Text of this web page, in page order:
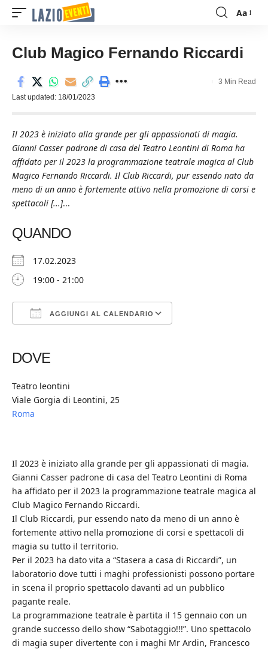
Font
Aa
Club Magico Fernando Riccardi
Last updated: 18/01/2023
3 Min Read
Il 2023 è iniziato alla grande per gli appassionati di magia.
Gianni Casser padrone di casa del Teatro Leontini di Roma ha
affidato per il 2023 la programmazione teatrale magica al Club
Magico Fernando Riccardi. Il Club Riccardi, pur essendo nato da
meno di un anno è fortemente attivo nella promozione di corsi e
spettacoli [...]...
QUANDO
17.02.2023
19:00 - 21:00
AGGIUNGI AL CALENDARIO
DOVE
Teatro leontini
Viale Gorgia di Leontini, 25
Roma
Il 2023 è iniziato alla grande per gli appassionati di magia.
Gianni Casser padrone di casa del Teatro Leontini di Roma
ha affidato per il 2023 la programmazione teatrale magica al
Club Magico Fernando Riccardi.
Il Club Riccardi, pur essendo nato da meno di un anno è
fortemente attivo nella promozione di corsi e spettacoli di
magia su tutto il territorio.
Per il 2023 ha dato vita a “Stasera a casa di Riccardi”, un
laboratorio dove tutti i maghi professionisti possono portare
in scena il proprio spettacolo davanti ad un pubblico
pagante reale.
La programmazione teatrale è partita il 15 gennaio con un
grande successo dello show “Sabotaggio!!!”. Uno spettacolo
di magia super divertente con i maghi Mr Ardin, Francesco